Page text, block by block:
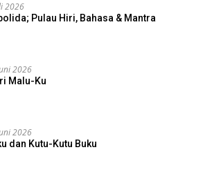
2026
Pulau Hiri, Bahasa & Mantra
2026
Malu-Ku
2026
dan Kutu-Kutu Buku